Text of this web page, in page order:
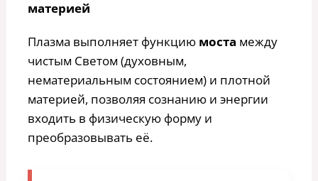
материей
Плазма выполняет функцию моста между
чистым Светом (духовным,
нематериальным состоянием) и плотной
материей, позволяя сознанию и энергии
входить в физическую форму и
преобразовывать её.